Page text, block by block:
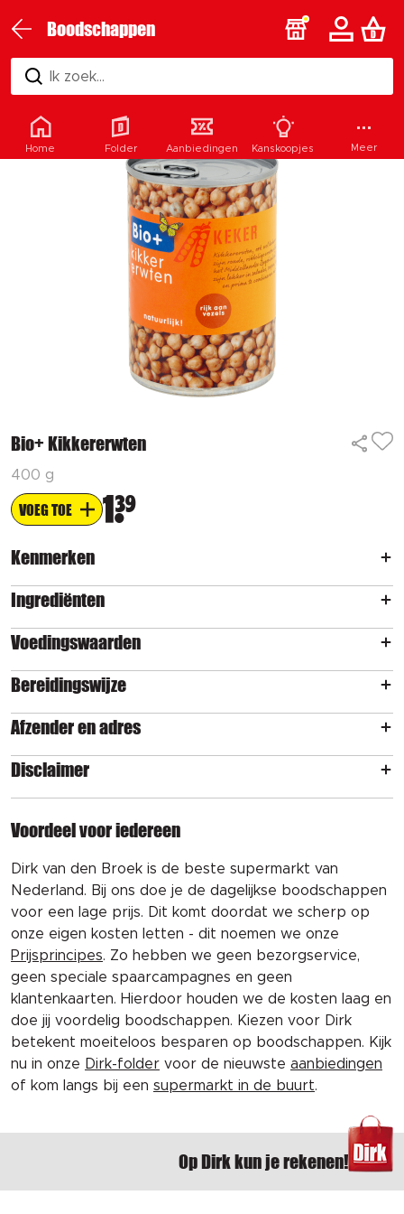
Boodschappen
Ik zoek...
Bio+ Kikkererwten
400 g
VOEG TOE 1 39
Kenmerken
Ingrediënten
Voedingswaarden
Bereidingswijze
Afzender en adres
Disclaimer
Voordeel voor iedereen
Dirk van den Broek is de beste supermarkt van
Nederland. Bij ons doe je de dagelijkse boodschappen
voor een lage prijs. Dit komt doordat we scherp op
onze eigen kosten letten - dit noemen we onze
Prijsprincipes. Zo hebben we geen bezorgservice,
geen speciale spaarcampagnes en geen
klantenkaarten. Hierdoor houden we de kosten laag en
doe jij voordelig boodschappen. Kiezen voor Dirk
betekent moeiteloos besparen op boodschappen. Kijk
nu in onze Dirk-folder voor de nieuwste aanbiedingen
of kom langs bij een supermarkt in de buurt.
Op Dirk kun je rekenen!
Home Folder Aanbiedingen Kanskoopjes Meer